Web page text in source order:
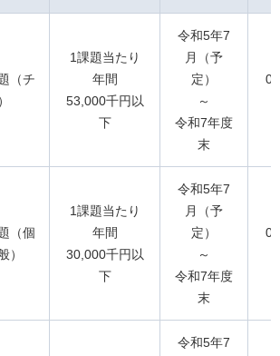
（チ
1課題当たり
年間
53,000千円以
下
令和5年7
月（予
定）
～
令和7年度
末
0
（個
）
1課題当たり
年間
30,000千円以
下
令和5年7
月（予
定）
～
令和7年度
末
0
令和5年7